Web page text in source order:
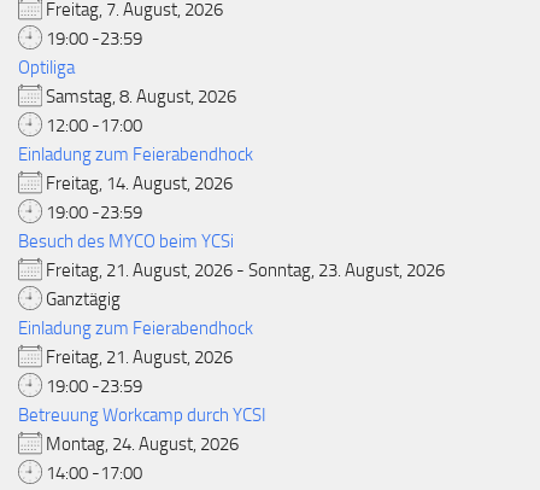
Freitag, 7. August, 2026
19:00 -23:59
Optiliga
Samstag, 8. August, 2026
12:00 -17:00
Einladung zum Feierabendhock
Freitag, 14. August, 2026
19:00 -23:59
Besuch des MYCO beim YCSi
Freitag, 21. August, 2026 - Sonntag, 23. August, 2026
Ganztägig
Einladung zum Feierabendhock
Freitag, 21. August, 2026
19:00 -23:59
Betreuung Workcamp durch YCSI
Montag, 24. August, 2026
14:00 -17:00